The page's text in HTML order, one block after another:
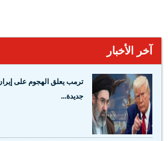
آخر الأخبار
ترمب يعلق الهجوم على
جديدة...